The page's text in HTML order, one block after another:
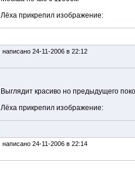
Лёха прикрепил изображение:
написано 24-11-2006 в 22:12
Выглядит красиво но предыдущего
Лёха прикрепил изображение:
написано 24-11-2006 в 22:14